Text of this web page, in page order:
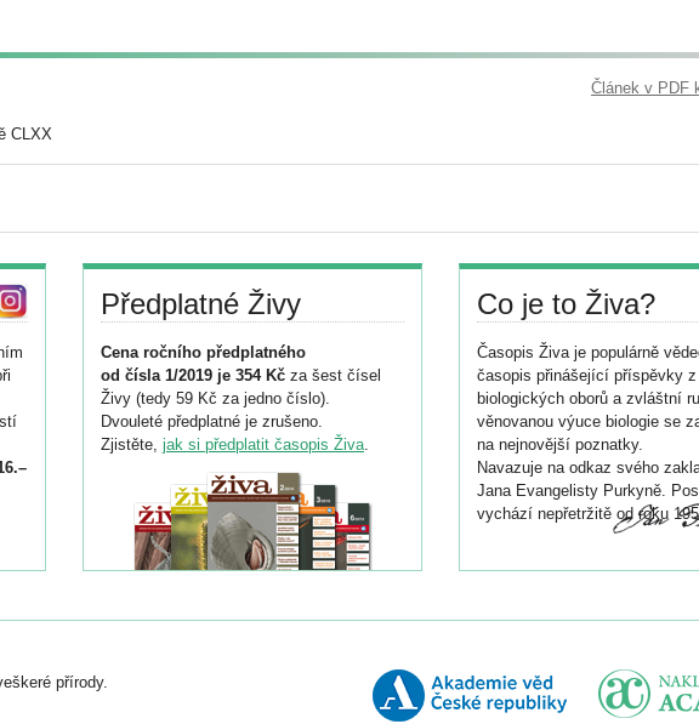
CLXX
Článek v PDF
Předplatné Živy
Cena ročního předplatného
od čísla 1/2019 je 354 Kč za šest čísel
Živy (tedy 59 Kč za jedno číslo).
Dvouleté předplatné je zrušeno.
Zjistěte, jak si předplatit časopis Živa.
Co je to Živa?
Časopis Živa je populárně
časopis přinášející příspěvky z
biologických oborů a zvláštní
věnovanou výuce biologie se
na nejnovější poznatky.
Navazuje na odkaz svého
Jana Evangelisty Purkyně.
vychází nepřetržitě od roku
přírody.